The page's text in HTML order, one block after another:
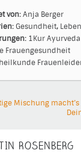
von:Anja Berger
Gesundheit,
1KurAyurveda
Frauengesundheit
Mischung macht’s
ROSENBERG